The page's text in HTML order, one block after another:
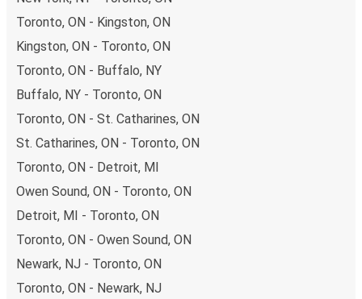
Toronto, ON - Kingston, ON
Kingston, ON - Toronto, ON
Toronto, ON - Buffalo, NY
Buffalo, NY - Toronto, ON
Toronto, ON - St. Catharines, ON
St. Catharines, ON - Toronto, ON
Toronto, ON - Detroit, MI
Owen Sound, ON - Toronto, ON
Detroit, MI - Toronto, ON
Toronto, ON - Owen Sound, ON
Newark, NJ - Toronto, ON
Toronto, ON - Newark, NJ